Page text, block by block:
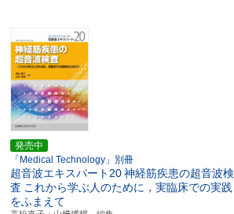
発売中
「Medical Technology」別冊
超音波エキスパート20神経筋疾患の超音波検
査 これから学ぶ人のために，実臨床での実践
をふまえて